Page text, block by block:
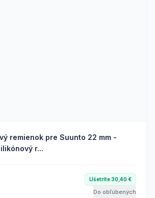
remienok pre Suunto 22 mm -
r...
Ušetríte 30,40 €
Do obľúbených